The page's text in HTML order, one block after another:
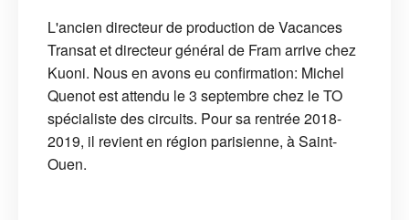
L'ancien directeur de production de Vacances
Transat et directeur général de Fram arrive chez
Kuoni. Nous en avons eu confirmation: Michel
Quenot est attendu le 3 septembre chez le TO
spécialiste des circuits. Pour sa rentrée 2018-
2019, il revient en région parisienne, à Saint-
Ouen.